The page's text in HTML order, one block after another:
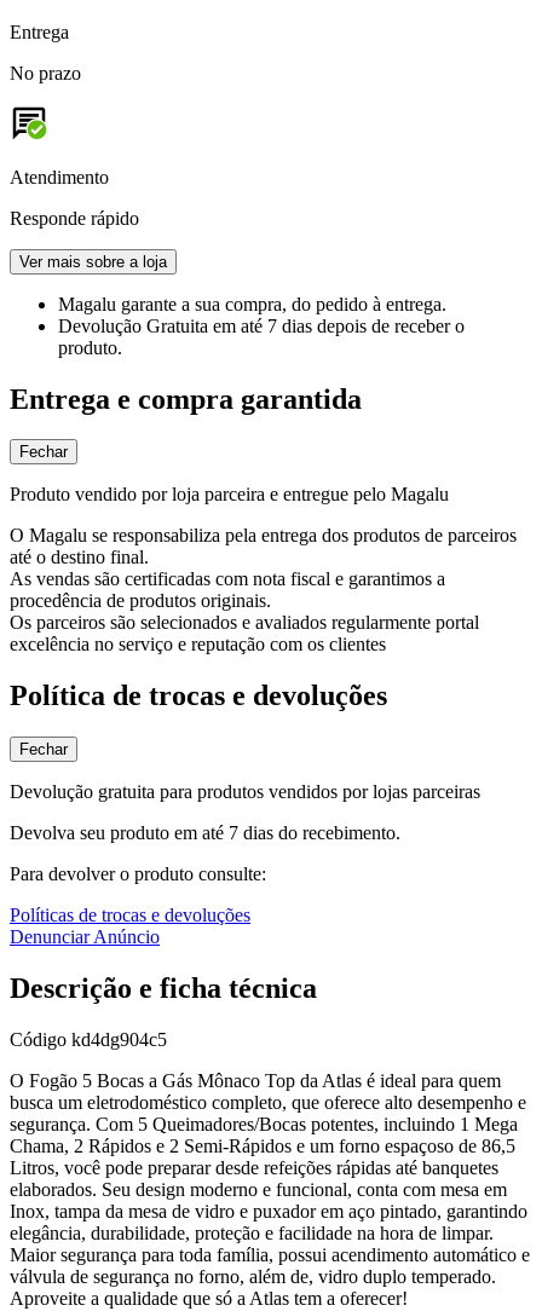
Entrega
No prazo
Atendimento
Responde rápido
Ver mais sobre a loja
Magalu garante a sua compra, do pedido à entrega.
Devolução Gratuita em até 7 dias depois de receber o
produto.
Entrega e compra garantida
Fechar
Produto vendido por loja parceira e entregue pelo Magalu
O Magalu se responsabiliza pela entrega dos produtos de parceiros
até o destino final.
As vendas são certificadas com nota fiscal e garantimos a
procedência de produtos originais.
Os parceiros são selecionados e avaliados regularmente portal
excelência no serviço e reputação com os clientes
Política de trocas e devoluções
Fechar
Devolução gratuita para produtos vendidos por lojas parceiras
Devolva seu produto em até 7 dias do recebimento.
Para devolver o produto consulte:
Políticas de trocas e devoluções
Denunciar Anúncio
Descrição e ficha técnica
Código kd4dg904c5
O Fogão 5 Bocas a Gás Mônaco Top da Atlas é ideal para quem
busca um eletrodoméstico completo, que oferece alto desempenho e
segurança. Com 5 Queimadores/Bocas potentes, incluindo 1 Mega
Chama, 2 Rápidos e 2 Semi-Rápidos e um forno espaçoso de 86,5
Litros, você pode preparar desde refeições rápidas até banquetes
elaborados. Seu design moderno e funcional, conta com mesa em
Inox, tampa da mesa de vidro e puxador em aço pintado, garantindo
elegância, durabilidade, proteção e facilidade na hora de limpar.
Maior segurança para toda família, possui acendimento automático e
válvula de segurança no forno, além de, vidro duplo temperado.
Aproveite a qualidade que só a Atlas tem a oferecer!